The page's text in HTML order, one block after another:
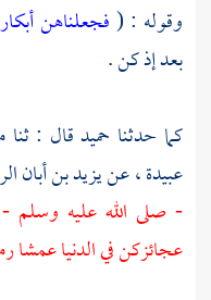
وقوله : (فجعلناهن
بعد إذ كن .
كما حدثنا حميدقال : ثنا
عبيدة، عنيزيد بن أبان
- صلى الله عليه
عجائزكن في الدنيا عمشا